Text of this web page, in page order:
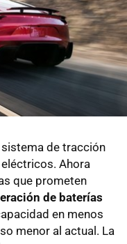
de tracción
Ahora
que prometen
de baterías
en menos
menor al actual. La